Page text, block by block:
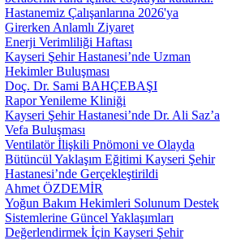
Hastanemiz Çalışanlarına 2026'ya
Girerken Anlamlı Ziyaret
Enerji Verimliliği Haftası
Kayseri Şehir Hastanesi’nde Uzman
Hekimler Buluşması
Doç. Dr. Sami BAHÇEBAŞI
Rapor Yenileme Kliniği
Kayseri Şehir Hastanesi’nde Dr. Ali Saz’a
Vefa Buluşması
Ventilatör İlişkili Pnömoni ve Olayda
Bütüncül Yaklaşım Eğitimi Kayseri Şehir
Hastanesi’nde Gerçekleştirildi
Ahmet ÖZDEMİR
Yoğun Bakım Hekimleri Solunum Destek
Sistemlerine Güncel Yaklaşımları
Değerlendirmek İçin Kayseri Şehir